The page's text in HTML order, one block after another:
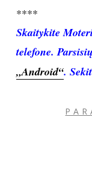
****
Skaitykite
telefone.
„Android“.